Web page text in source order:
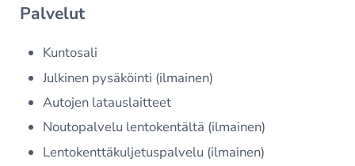
Palvelut
Kuntosali
Julkinen pysäköinti (ilmainen)
Autojen latauslaitteet
Noutopalvelu lentokentältä (ilmainen)
Lentokenttäkuljetuspalvelu (ilmainen)